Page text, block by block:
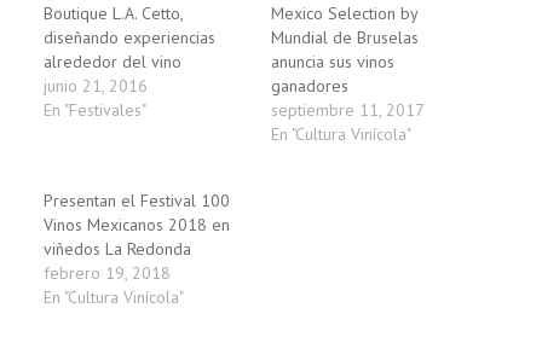
Boutique L.A. Cetto,
diseñando experiencias
alrededor del vino
junio 21, 2016
En "Festivales"
Mexico Selection by
Mundial de Bruselas
anuncia sus vinos
ganadores
septiembre 11, 2017
En "Cultura Vinícola"
Presentan el Festival 100
Vinos Mexicanos 2018 en
viñedos La Redonda
febrero 19, 2018
En "Cultura Vinícola"